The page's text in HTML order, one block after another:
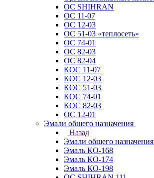
ОС SHIHRAN
ОС 11-07
ОС 12-03
ОС 51-03 «теплосеть»
ОС 74-01
ОС 82-03
ОС 82-04
КОС 11-07
КОС 12-03
КОС 51-03
КОС 74-01
КОС 82-03
ОС 12-01
Эмали общего назначения
Назад
Эмали общего назначения
Эмаль КО-168
Эмаль КО-174
Эмаль КО-198